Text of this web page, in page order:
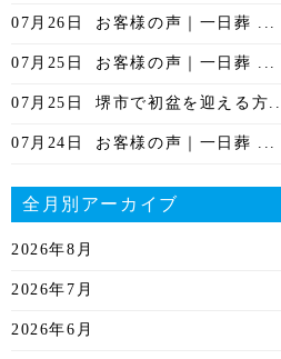
07月26日 お客様の声｜一日葬 ...
07月25日 お客様の声｜一日葬 ...
07月25日 堺市で初盆を迎える方...
07月24日 お客様の声｜一日葬 ...
全月別アーカイブ
2026年8月
2026年7月
2026年6月